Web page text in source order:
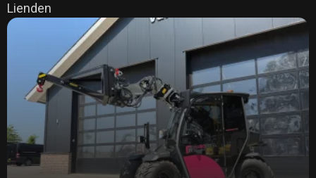
Lienden